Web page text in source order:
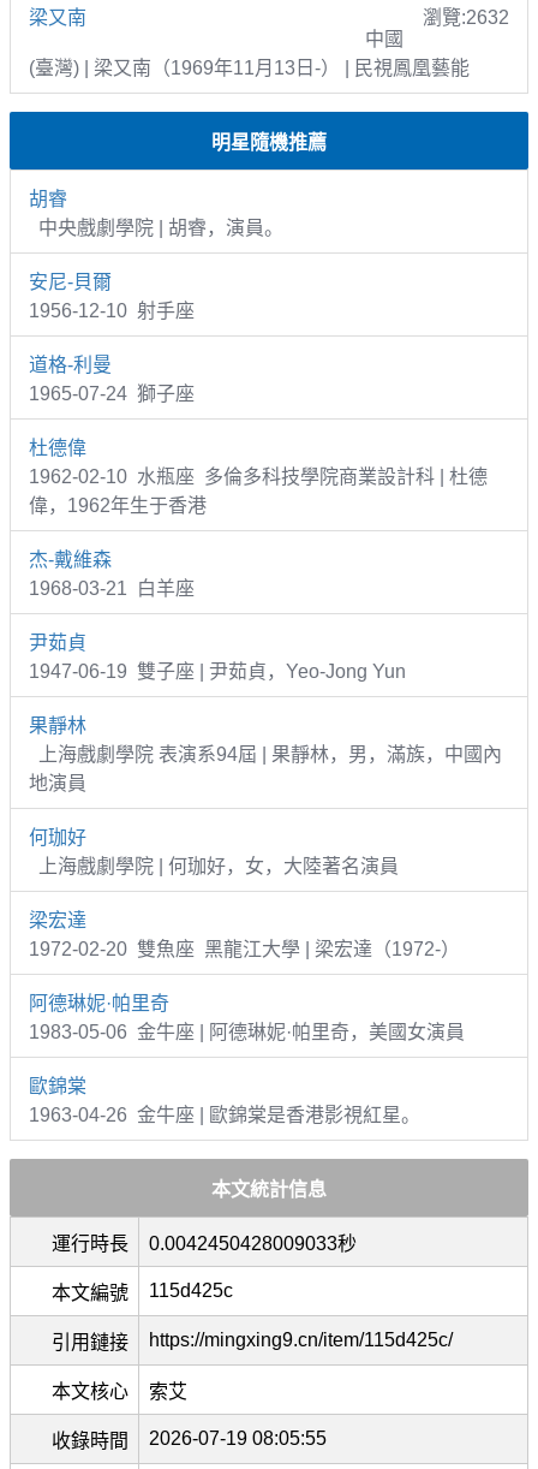
梁又南
瀏覽:2632
中國
(臺灣) | 梁又南（1969年11月13日-） | 民視鳳凰藝能
明星隨機推薦
胡睿
中央戲劇學院 | 胡睿，演員。
安尼-貝爾
1956-12-10 射手座
道格-利曼
1965-07-24 獅子座
杜德偉
1962-02-10 水瓶座 多倫多科技學院商業設計科 | 杜德
偉，1962年生于香港
杰-戴維森
1968-03-21 白羊座
尹茹貞
1947-06-19 雙子座 | 尹茹貞，Yeo-Jong Yun
果靜林
上海戲劇學院 表演系94屆 | 果靜林，男，滿族，中國內
地演員
何珈好
上海戲劇學院 | 何珈好，女，大陸著名演員
梁宏達
1972-02-20 雙魚座 黑龍江大學 | 梁宏達（1972-）
阿德琳妮·帕里奇
1983-05-06 金牛座 | 阿德琳妮·帕里奇，美國女演員
歐錦棠
1963-04-26 金牛座 | 歐錦棠是香港影視紅星。
本文統計信息
運行時長 0.0042450428009033秒
本文編號 115d425c
引用鏈接 https://mingxing9.cn/item/115d425c/
本文核心 索艾
收錄時間 2026-07-19 08:05:55